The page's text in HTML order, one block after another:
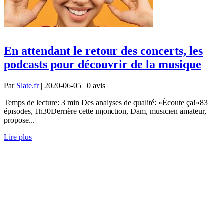
En attendant le retour des concerts, les
podcasts pour découvrir de la musique
Par Slate.fr | 2020-06-05 | 0 avis
Temps de lecture: 3 min Des analyses de qualité: «Écoute ça!»83
épisodes, 1h30Derrière cette injonction, Dam, musicien amateur,
propose...
Lire plus